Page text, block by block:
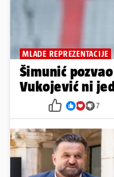
MLADE REPREZENTACIJE
Šimunić
Vukojević ni
7